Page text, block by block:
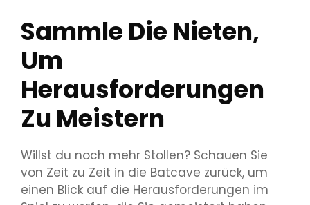
Sammle Die Nieten,
Um
Herausforderungen
Zu Meistern
Willst du noch mehr Stollen? Schauen Sie
von Zeit zu Zeit in die Batcave zurück, um
einen Blick auf die Herausforderungen im